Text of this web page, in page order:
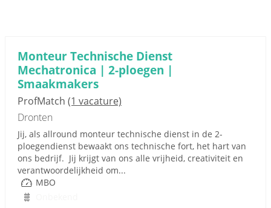
Monteur Technische Dienst
Mechatronica | 2-ploegen |
Smaakmakers
ProfMatch (1 vacature)
Dronten
Jij, als allround monteur technische dienst in de 2-
ploegendienst bewaakt ons technische fort, het hart van
ons bedrijf. Jij krijgt van ons alle vrijheid, creativiteit en
verantwoordelijkheid om...
MBO